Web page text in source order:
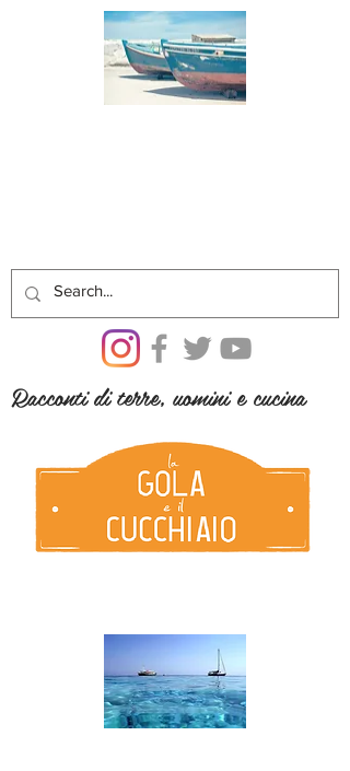
Racconti di terre, uomini e cucina